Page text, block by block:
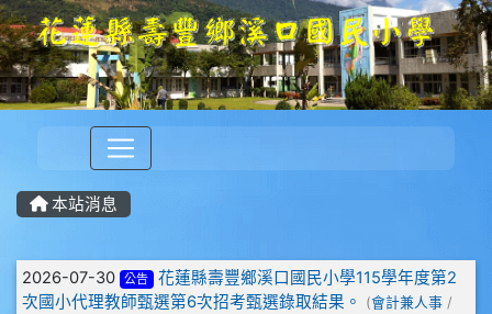
本站消息
文章列表
2026-07-30 公告
花蓮縣壽豐鄉溪口國民小學115學年度第2
次國小代理教師甄選第6次招考甄選錄取結果。
(會計兼人事 /